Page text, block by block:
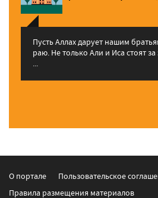
Пусть Аллах дарует нашим
раю. Не только Али и Иса стоят
...
О портале
Пользовательское
Правила размещения материалов